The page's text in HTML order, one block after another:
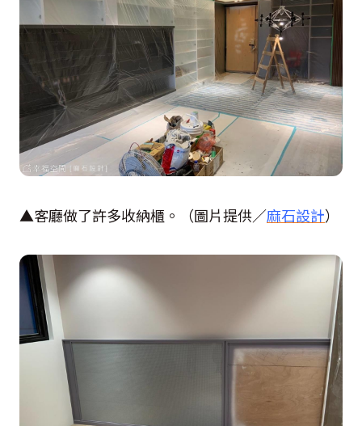
▲客廳做了許多收納櫃。（圖片提供／麻石設計）